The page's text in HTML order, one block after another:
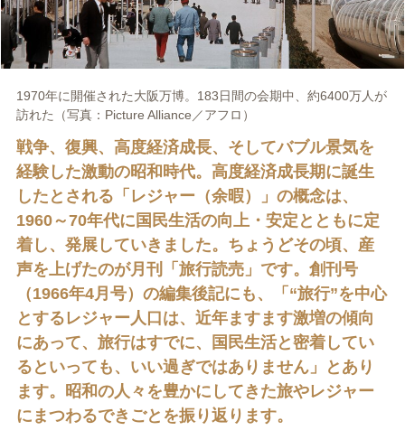
1970年に開催された大阪万博。183日間の会期中、約6400万人が
訪れた（写真：Picture Alliance／アフロ）
戦争、復興、高度経済成長、そしてバブル景気を
経験した激動の昭和時代。高度経済成長期に誕生
したとされる「レジャー（余暇）」の概念は、
1960～70年代に国民生活の向上・安定とともに定
着し、発展していきました。ちょうどその頃、産
声を上げたのが月刊「旅行読売」です。創刊号
（1966年4月号）の編集後記にも、「“旅行”を中心
とするレジャー人口は、近年ますます激増の傾向
にあって、旅行はすでに、国民生活と密着してい
るといっても、いい過ぎではありません」とあり
ます。昭和の人々を豊かにしてきた旅やレジャー
にまつわるできごとを振り返ります。